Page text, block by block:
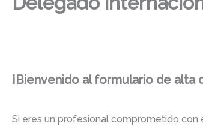
¡Bienvenido al formulario de
Si eres un profesional comprometido